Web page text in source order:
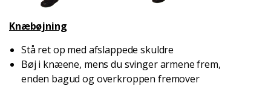
Knæbøjning
Stå ret op med afslappede skuldre
Bøj i knæene, mens du svinger armene frem,
enden bagud og overkroppen fremover